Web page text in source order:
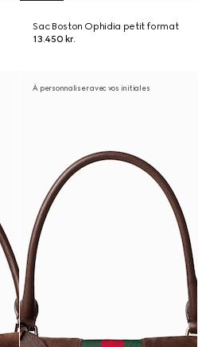
Sac Boston Ophidia petit format
13.450 kr.
À personnaliser avec vos initiales